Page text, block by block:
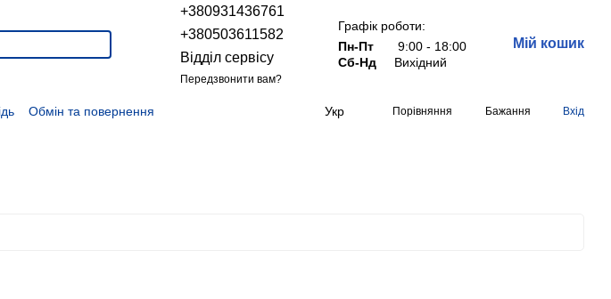
+380931436761
+380503611582
Відділ сервісу
Передзвонити вам?
Графік роботи:
Пн-Пт
9:00 - 18:00
Сб-Нд
Вихідний
Мій кошик
Обмін та повернення
Укр Порівняння Бажання Вхід